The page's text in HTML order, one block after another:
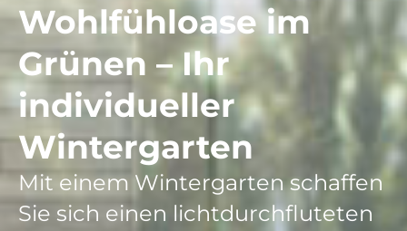
Wohlfühloase im
Grünen – Ihr
individueller
Wintergarten
Mit einem Wintergarten schaffen
Sie sich einen lichtdurchfluteten